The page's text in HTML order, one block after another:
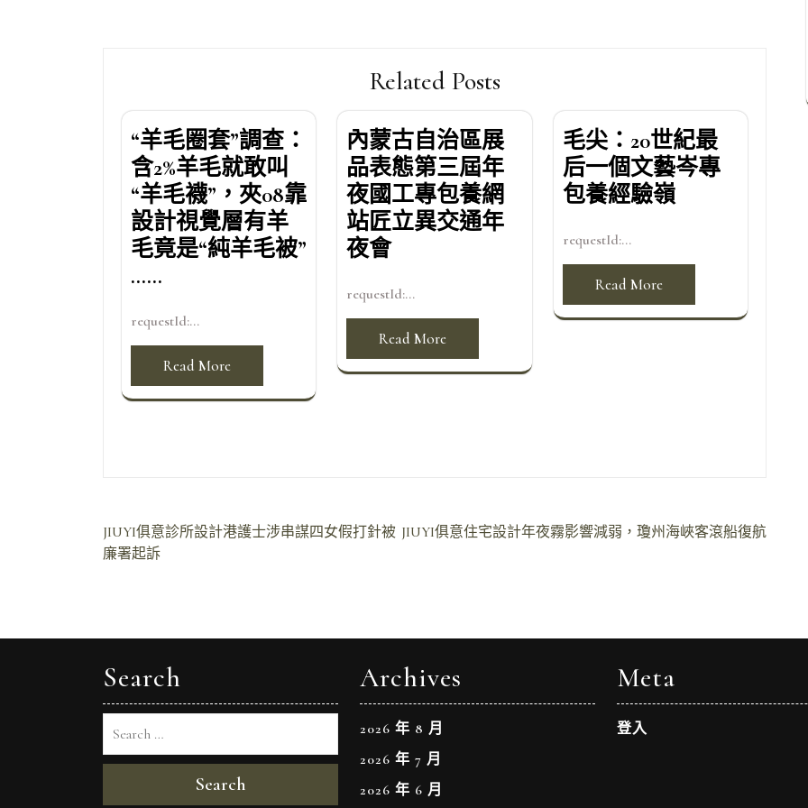
章
Related Posts
“羊毛圈套”調查：
含2%羊毛就敢叫
“羊毛襪”，夾08靠
設計視覺層有羊
毛竟是“純羊毛被”
……
requestId:...
Read More
內蒙古自治區展
品表態第三屆年
夜國工專包養網
站匠立異交通年
夜會
requestId:...
Read More
毛尖：20世紀最
后一個文藝岑專
包養經驗嶺
requestId:...
Read More
文
章
覽
JIUYI俱意住宅設計年夜霧影響減弱，瓊州海峽客滾船復航
JIUYI俱意診所設計港護士涉串謀四女假打針被
廉署起訴
Search
Search
Archives
2026 年 8 月
2026 年 7 月
2026 年 6 月
Meta
登入